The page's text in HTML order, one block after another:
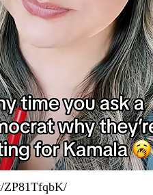
ZP81TfqbK/